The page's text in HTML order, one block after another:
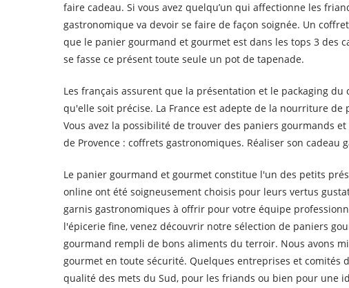
faire cadeau. Si vous avez quelqu’un qui affectionne les
gastronomique va devoir se faire de façon soignée. Un
que le panier gourmand et gourmet est dans les tops 3 des
se fasse ce présent toute seule un pot de tapenade.
Les français assurent que la présentation et le packaging
qu'elle soit précise. La France est adepte de la nourriture
Vous avez la possibilité de trouver des paniers gourmands
de Provence : coffrets gastronomiques. Réaliser son
Le panier gourmand et gourmet constitue l'un des petits
online ont été soigneusement choisis pour leurs vertus
garnis gastronomiques à offrir pour votre équipe
l'épicerie fine, venez découvrir notre sélection de paniers
gourmand rempli de bons aliments du terroir. Nous avons
gourmet en toute sécurité. Quelques entreprises et
qualité des mets du Sud, pour les friands ou bien pour une